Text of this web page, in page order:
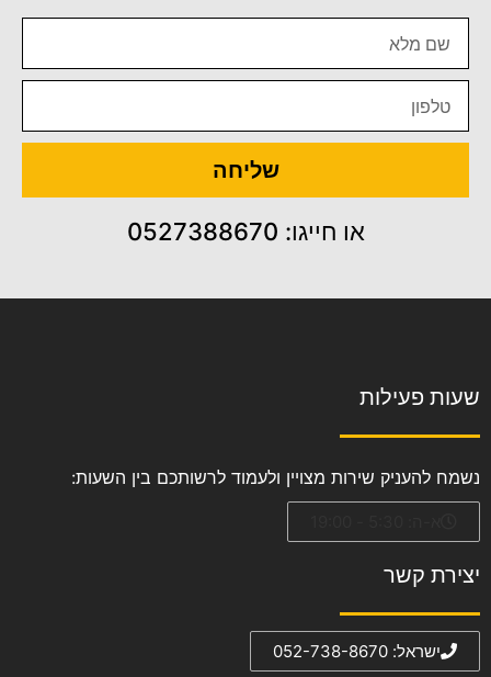
שליחה
או חייגו: 0527388670
שעות פעילות
נשמח להעניק שירות מצויין ולעמוד לרשותכם בין השעות:
יצירת קשר
ישראל: 052-738-8670